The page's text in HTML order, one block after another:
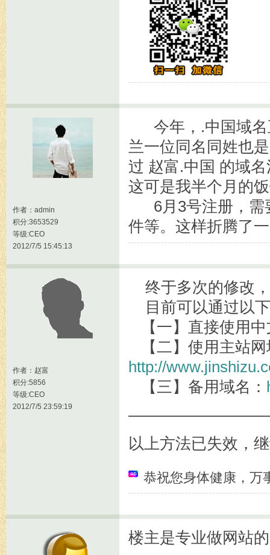
作者： admin
积分:3653529
等级:CEO
2012/7/5 15:45:13
今年，.中国域名
兰一位同名同姓也
过 赵富.中国 的域
这可是我半个月的
6月3号注册，需
件等。这样折腾了
作者： 赵富
积分:5856
等级:CEO
2012/7/5 23:59:19
终于多次的修改
目前可以通过以
【一】直接使用
【二】使用主站网
http://
【三】备用域名：
以上方法已失效，
恭祝您身体健康，万
楼主是专业做网站